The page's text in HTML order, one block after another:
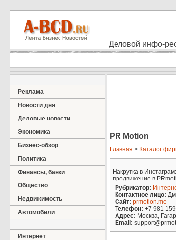
Деловой инфо-
Реклама
Новости дня
Деловые новости
Экономика
Бизнес-обзор
Политика
Финансы, банки
Общество
Недвижимость
Автомобили
Интернет
PR Motion
Главная > Каталог
Накрутка в
продвижение в
Рубрикатор:
Контактное лицо:
Сайт: prmotion.me
Телефон: +7 981
Адрес: Москва,
Email: